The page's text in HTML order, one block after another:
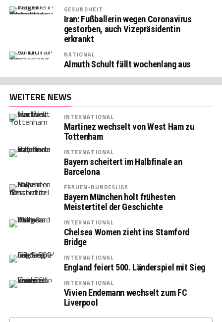
GESUNDHEIT
Iran: Fußballerin wegen Coronavirus
gestorben, auch Vizepräsidentin
erkrankt
NATIONAL
Almuth Schult fällt wochenlang aus
WEITERE NEWS
INTERNATIONAL
Martinez wechselt von West Ham zu
Tottenham
INTERNATIONAL
Bayern scheitert im Halbfinale an
Barcelona
FRAUEN-BUNDESLIGA
Bayern München holt frühesten
Meistertitel der Geschichte
INTERNATIONAL
Chelsea Women zieht ins Stamford
Bridge
INTERNATIONAL
England feiert 500. Länderspiel mit Sieg
INTERNATIONAL
Vivien Endemann wechselt zum FC
Liverpool